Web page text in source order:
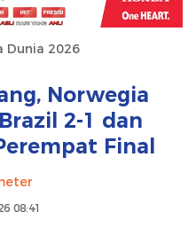
Dunia 2026
Norwegia
2-1 dan
Final
08:41